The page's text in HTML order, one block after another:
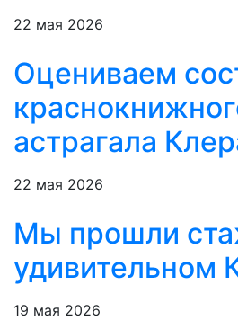
22 мая 2026
Оцениваем
астрагала
22 мая 2026
Мы прошли
удивительном
19 мая 2026